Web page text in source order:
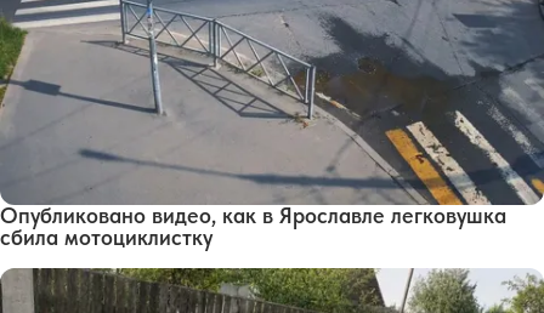
Опубликовано видео, как в Ярославле легковушка
сбила мотоциклистку